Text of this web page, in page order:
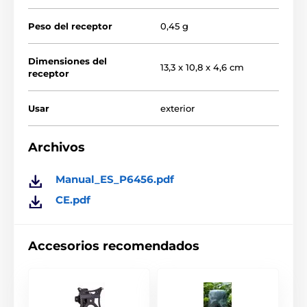
mediante elsoporte Dog Silencery orientar el altavoz
Los sonidos ultrasónicos son frecuencias más altas
Peso del receptor 0,45 g
Dimensiones del
receptor
13,3 x 10,8 x 4,6 cm
Usar exterior
Archivos
Manual_ES_P6456.pdf
CE.pdf
Accesorios recomendados